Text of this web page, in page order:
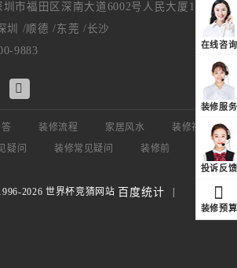
在线咨询
装修服务
投诉反馈
装修预算
市福田区深南大道6002号人民大厦11楼
圳 /顺德 /东莞 /长沙
9883
装修流程 家居风水
装修视频
疑问
装修常见疑问 装修前
装修中
2026 世界杯竞猜网站 百度统计 |